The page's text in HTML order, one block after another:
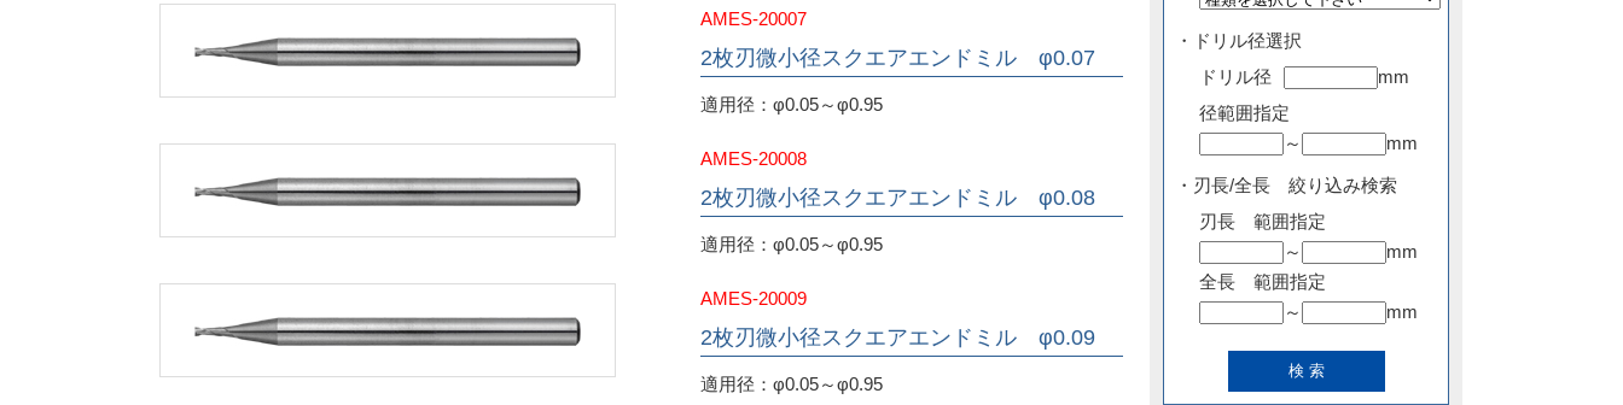
AMES-20007
2枚刃微小径スクエアエンドミル φ0.07
適用径：φ0.05～φ0.95
AMES-20008
2枚刃微小径スクエアエンドミル φ0.08
適用径：φ0.05～φ0.95
AMES-20009
2枚刃微小径スクエアエンドミル φ0.09
適用径：φ0.05～φ0.95
・ドリル径選択
ドリル径
mm
径範囲指定
～
mm
・刃長/全長 絞り込み検索
刃長 範囲指定
～
mm
全長 範囲指定
～
mm